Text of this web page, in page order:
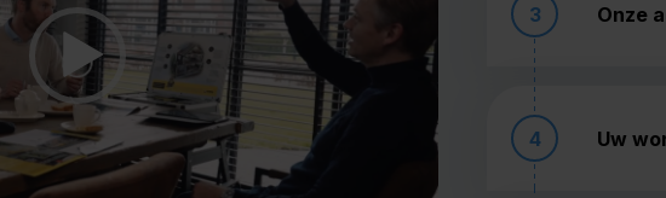
3 Onze
4 Uw